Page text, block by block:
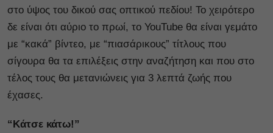
στο ύψος του δικού σας οπτικού πεδίου! Το χειρότερο
δε είναι ότι αύριο το πρωί, το YouTube θα είναι γεμάτο
με “κακά” βίντεο, με “πιασάρικους” τίτλους που
σίγουρα θα τα επιλέξεις στην αναζήτηση και που στο
τέλος τους θα μετανιώνεις για 3 λεπτά ζωής που
έχασες.
“Κάτσε κάτω!”